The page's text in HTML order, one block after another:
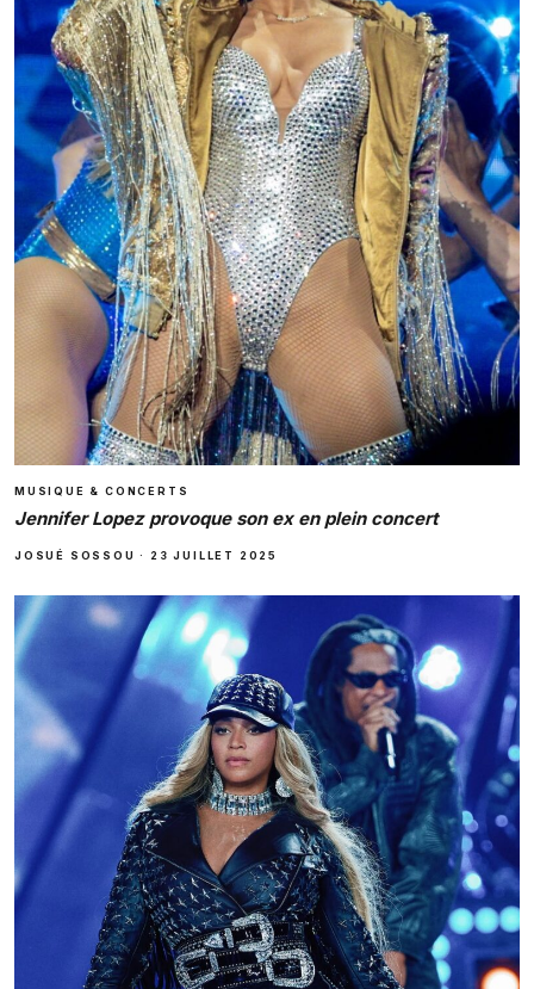
MUSIQUE & CONCERTS
Jennifer Lopez provoque son ex en plein concert
JOSUÉ SOSSOU · 23 JUILLET 2025